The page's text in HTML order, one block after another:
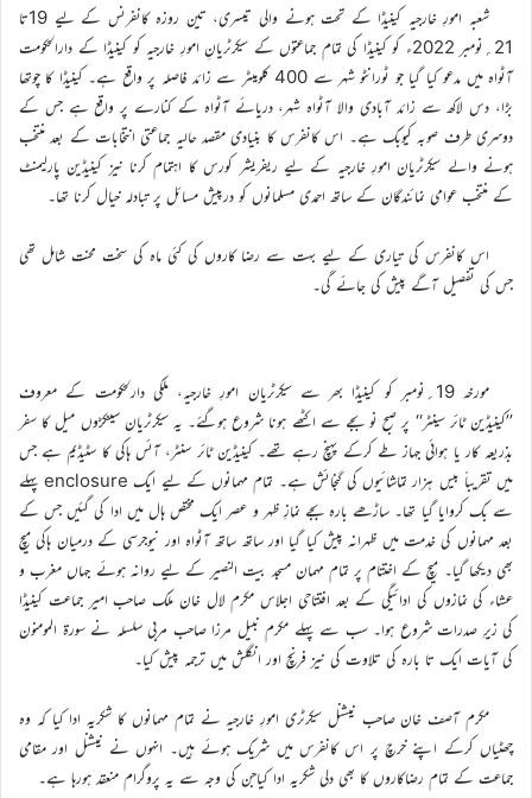
شعبہ امورِ خارجیہ کینیڈا کے تحت ہونے والی تیسری، تین روزہ کانفرنس کے لیے 19تا
21؍نومبر 2022ء کو کینیڈا کی تمام جماعتوں کے سیکرٹریانِ امورِ خارجیہ کو کینیڈا کے دارالحکومت
آٹواہ میں مدعو کیا گیا جو ٹورانٹو شہر سے 400 کلومیٹر سے زائد فاصلہ پر واقع ہے۔ کینیڈا کا چوتھا
بڑا، دس لاکھ سے زائد آبادی والا آٹواہ شہر، دریائے آٹواہ کے کنارے پر واقع ہے جس کے
دوسری طرف صوبہ کیوبک ہے۔ اس کانفرس کا بنیادی مقصد حالیہ جماعتی انتخابات کے بعد منتخب
ہونے والے سیکرٹریان امورِ خارجیہ کے لیے ریفریشر کورس کا اہتمام کرنا نیز کینیڈین پارلیمنٹ
کے منتخب عوامی نمائندگان کے ساتھ احمدی مسلمانوں کو درپیش مسائل پر تبادلہ خیال کرنا تھا۔
اس کانفرس کی تیاری کے لیے بہت سے رضا کاروں کی کئی ماہ کی سخت محنت شامل تھی
جس کی تفصیل آگے پیش کی جائے گی۔
مورخہ 19؍نومبر کو کینیڈا بھر سے سیکرٹریان امورِ خارجیہ، ملکی دارلحکومت کے معروف
’’کینیڈین ٹائر سینٹر‘‘ پر صبح نو بجے سے اکٹھے ہونا شروع ہوگئے۔ یہ سیکرٹریان سینکڑوں میل کا سفر
بذریعہ کار یا ہوائی جہاز طے کرکے پہنچ رہے تھے۔ کینیڈین ٹائر سنٹر، آئس ہاکی کا سٹیڈیم ہے جس
میں تقریباً بیس ہزار تماشائیوں کی گنجائش ہے۔ تمام مہمانوں کے لیے ایک enclosure پہلے
سے بک کروایا گیا تھا۔ ساڑھے بارہ بجے نمازِ ظہر و عصر ایک مختص ہال میں ادا کی گئیں جس کے
بعد مہمانوں کی خدمت میں ظہرانہ پیش کیا گیا اور ساتھ ساتھ آٹواہ اور نیوجرسی کے درمیان ہاکی میچ
بھی دیکھا گیا۔ میچ کے اختتام پر تمام مہمان مسجد بیت النصیر کے لیے روانہ ہوئے جہاں مغرب و
عشاء کی نمازوں کی ادائیگی کے بعد افتتاحی اجلاس مکرم لال خان ملک صاحب امیر جماعت کینیڈا
کی زیرِ صدرات شروع ہوا۔ سب سے پہلے مکرم نبیل مرزا صاحب مربی سلسلہ نے سورۃ المومنون
کی آیات ایک تا بارہ کی تلاوت کی نیز فرنچ اور انگلش میں ترجمہ پیش کیا۔
مکرم آصف خان صاحب نیشنل سیکرٹری امورِ خارجیہ نے تمام مہمانوں کا شکریہ ادا کیا کہ وہ
چھٹیاں کرکے اپنے خرچ پر اس کانفرس میں شریک ہوئے ہیں۔ انہوں نے نیشنل اور مقامی
جماعت کے تمام رضاکاروں کا بھی دلی شکریہ ادا کیاجن کی وجہ سے یہ پروگرام منعقد ہورہا ہے۔